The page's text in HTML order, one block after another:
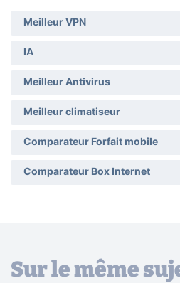
Meilleur VPN
IA
Meilleur Antivirus
Meilleur climatiseur
Comparateur Forfait mobile
Comparateur Box Internet
Sur le même